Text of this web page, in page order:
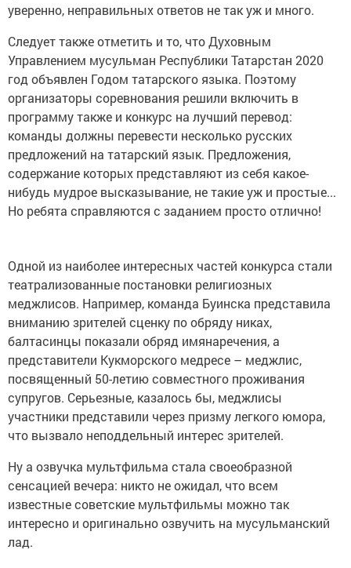
уверенно, неправильных ответов не так уж и много.
Следует также отметить и то, что Духовным
Управлением мусульман Республики Татарстан 2020
год объявлен Годом татарского языка. Поэтому
организаторы соревнования решили включить в
программу также и конкурс на лучший перевод:
команды должны перевести несколько русских
предложений на татарский язык. Предложения,
содержание которых представляют из себя какое-
нибудь мудрое высказывание, не такие уж и простые...
Но ребята справляются с заданием просто отлично!
Одной из наиболее интересных частей конкурса стали
театрализованные постановки религиозных
меджлисов. Например, команда Буинска представила
вниманию зрителей сценку по обряду никах,
балтасинцы показали обряд имянаречения, а
представители Кукморского медресе – меджлис,
посвященный 50-летию совместного проживания
супругов. Серьезные, казалось бы, меджлисы
участники представили через призму легкого юмора,
что вызвало неподдельный интерес зрителей.
Ну а озвучка мультфильма стала своеобразной
сенсацией вечера: никто не ожидал, что всем
известные советские мультфильмы можно так
интересно и оригинально озвучить на мусульманский
лад.